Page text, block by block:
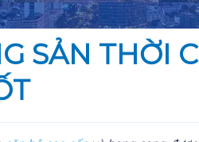
SẢN THỜI